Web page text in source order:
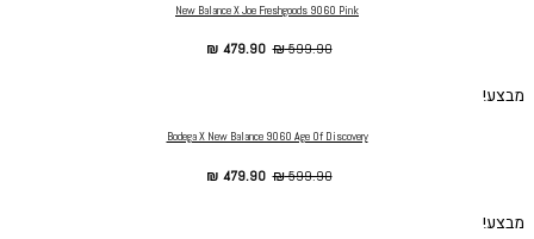
New Balance X Joe Freshgoods 9060 Pink
₪599.90
₪ 479.90
מבצע!
Bodega X New Balance 9060 Age Of Discovery
₪599.90
₪ 479.90
מבצע!